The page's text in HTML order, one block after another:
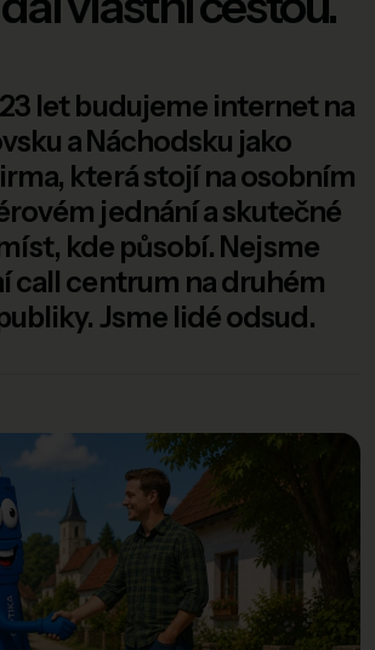
let budujeme internet na
a Náchodsku jako
která stojí na osobním
jednání a skutečné
kde působí. Nejsme
call centrum na druhém
Jsme lidé odsud.